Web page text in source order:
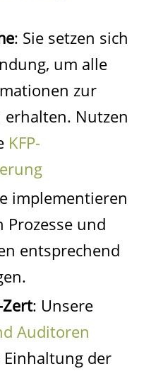
: Sie setzen sich
um alle
zur
Nutzen
KFP-
implementieren
Prozesse und
entsprechend
: Unsere
Auditoren
der